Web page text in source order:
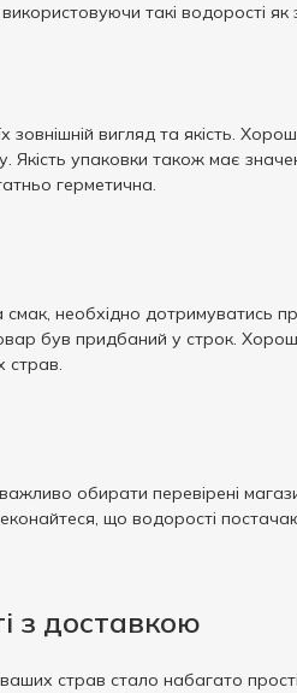
такі водорості
вигляд та якість.
упаковки також має
герметична.
смак, необхідно дотримуватись
був придбаний у строк.
страв.
обирати перевірені
що водорості
з доставкою
страв стало набагато